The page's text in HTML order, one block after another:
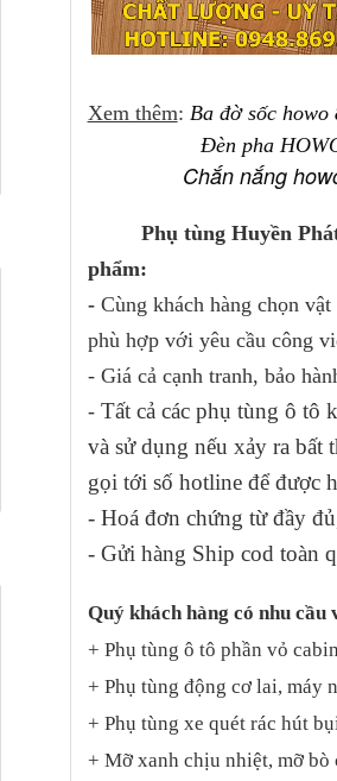
Xem thêm: Ba đờ sốc howo
Đèn pha
Chắn nắng
Phụ tùng Huyền
phẩm:
- Cùng khách hàng chọn
phù hợp với yêu cầu công
- Giá cả cạnh tranh, bảo
- Tất cả các phụ tùng ô tô
và sử dụng nếu xảy ra
gọi tới số hotline để được
- Hoá đơn chứng từ đầy
- Gửi hàng Ship cod toàn
Quý khách hàng có nhu cầu
+ Phụ tùng ô tô phần vỏ
+ Phụ tùng động cơ lai, máy
+ Phụ tùng xe quét rác hút
+ Mỡ xanh chịu nhiệt, mỡ